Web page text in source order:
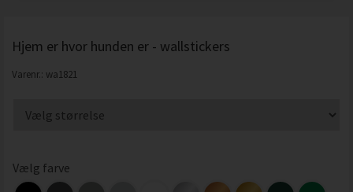
Hjem er hvor hunden er - wallstickers
Varenr.: wa1821
Vælg farve